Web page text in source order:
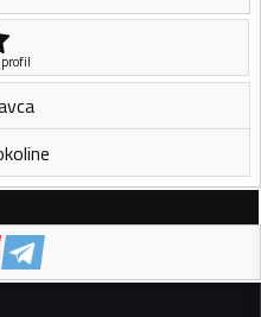
profil